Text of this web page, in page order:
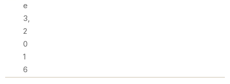
E
3,
2
0
1
6